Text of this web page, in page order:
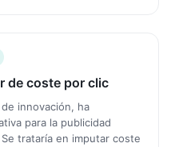
de coste por clic
innovación, ha
para la publicidad
trataría en imputar coste